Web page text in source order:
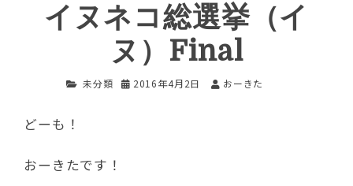
イヌネコ総選挙（イ
ヌ）Final
未分類 2016年4月2日 おーきた
どーも！
おーきたです！